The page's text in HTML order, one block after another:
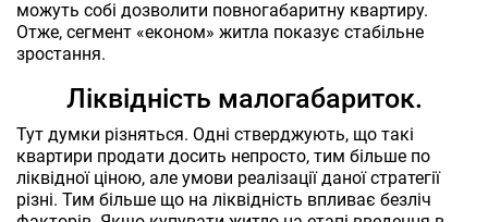
можуть собі дозволити повногабаритну квартиру.
Отже, сегмент «економ» житла показує стабільне
зростання.
Ліквідність малогабариток.
Тут думки різняться. Одні стверджують, що такі
квартири продати досить непросто, тим більше по
ліквідної ціною, але умови реалізації даної стратегії
різні. Тим більше що на ліквідність впливає безліч